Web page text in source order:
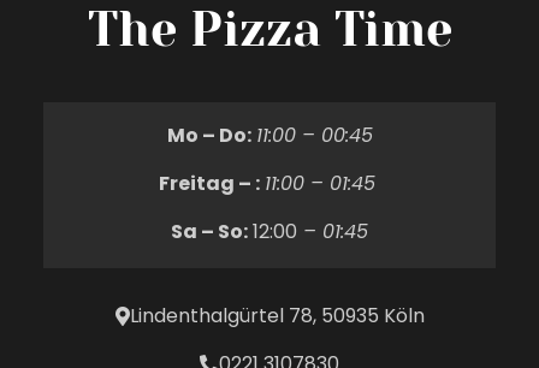
The Pizza Time
Mo – Do: 11:00 – 00:45
Freitag – : 11:00 – 01:45
Sa – So:12:00 – 01:45
Lindenthalgürtel 78, 50935 Köln